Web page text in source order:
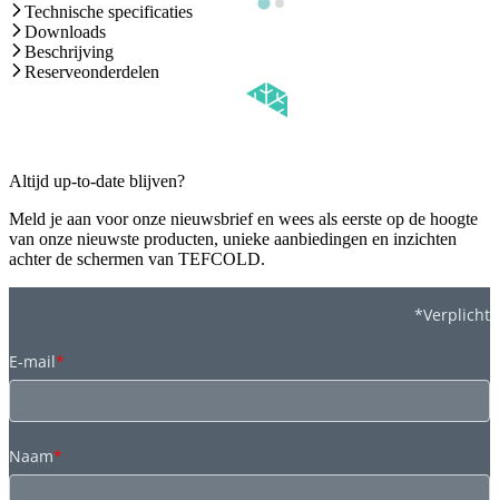
Technische specificaties
Downloads
Beschrijving
Reserveonderdelen
Altijd up-to-date blijven?
Meld je aan voor onze nieuwsbrief en wees als eerste op de hoogte
van onze nieuwste producten, unieke aanbiedingen en inzichten
achter de schermen van TEFCOLD.
*Verplicht
E-mail*
Naam*